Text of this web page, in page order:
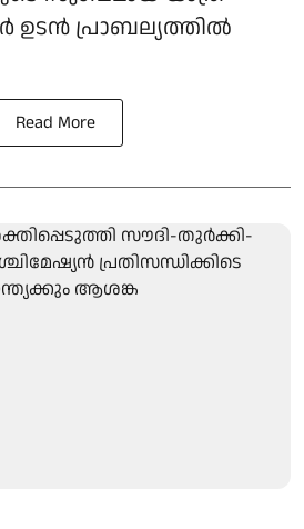
ഉടന്‍ പ്രാബല്യത്തില്‍
Read More